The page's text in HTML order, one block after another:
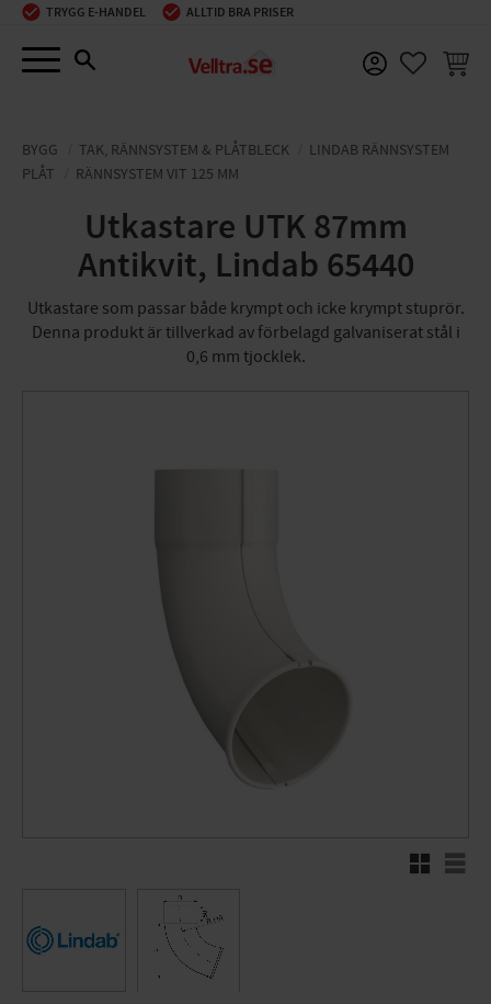
Meny
TRYGG E-HANDEL ALLTID BRA PRISER
BYGG TAK, RÄNNSYSTEM & PLÅTBLECK
LINDAB RÄNNSYSTEM
PLÅT
RÄNNSYSTEM VIT 125 MM
Utkastare UTK 87mm
Antikvit, Lindab 65440
Utkastare som passar både krympt och icke krympt stuprör.
Denna produkt är tillverkad av förbelagd galvaniserat stål i
0,6 mm tjocklek.
Rutnätsvy